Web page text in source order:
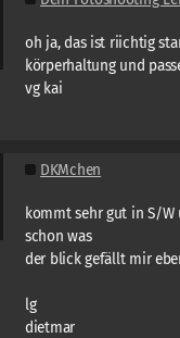
oh ja, das ist riichtig
körperhaltung und
vg kai
DKMchen
kommt sehr gut in S/W
schon was
der blick gefällt mir
lg
dietmar